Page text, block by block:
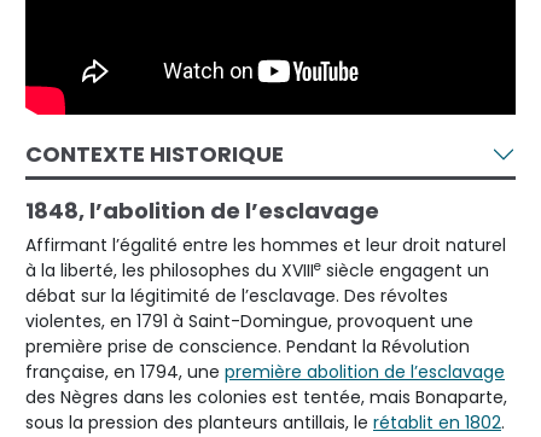
CONTEXTE HISTORIQUE
1848, l’abolition de l’esclavage
Affirmant l’égalité entre les hommes et leur droit naturel
à la liberté, les philosophes du XVIIIe siècle engagent un
débat sur la légitimité de l’esclavage. Des révoltes
violentes, en 1791 à Saint-Domingue, provoquent une
première prise de conscience. Pendant la Révolution
française, en 1794, une première abolition de l’esclavage
des Nègres dans les colonies est tentée, mais Bonaparte,
sous la pression des planteurs antillais, le rétablit en 1802.